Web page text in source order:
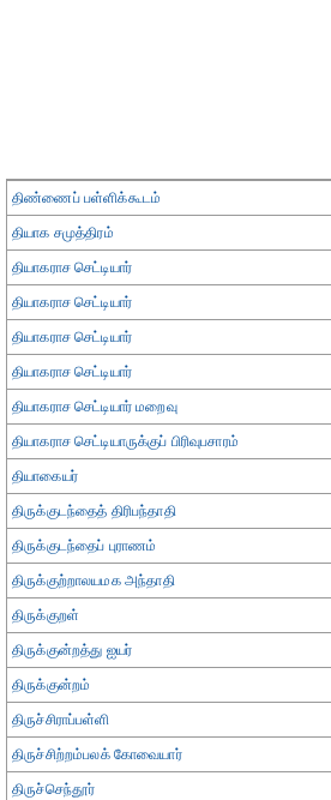
திண்ணைப் பள்ளிக்கூடம்
தியாக சமுத்திரம்
தியாகராச செட்டியார்
தியாகராச செட்டியார்
தியாகராச செட்டியார்
தியாகராச செட்டியார்
தியாகராச செட்டியார் மறைவு
தியாகராச செட்டியாருக்குப் பிரிவுபசாரம்
தியாகையர்
திருக்குடந்தைத் திரிபந்தாதி
திருக்குடந்தைப் புராணம்
திருக்குற்றாலயமக அந்தாதி
திருக்குறள்
திருக்குன்றத்து ஐயர்
திருக்குன்றம்
திருச்சிராப்பள்ளி
திருச்சிற்றம்பலக் கோவையார்
திருச்செந்தூர்